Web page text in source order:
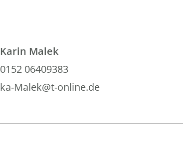
Karin Malek
0152 06409383
ka-Malek@t-online.de